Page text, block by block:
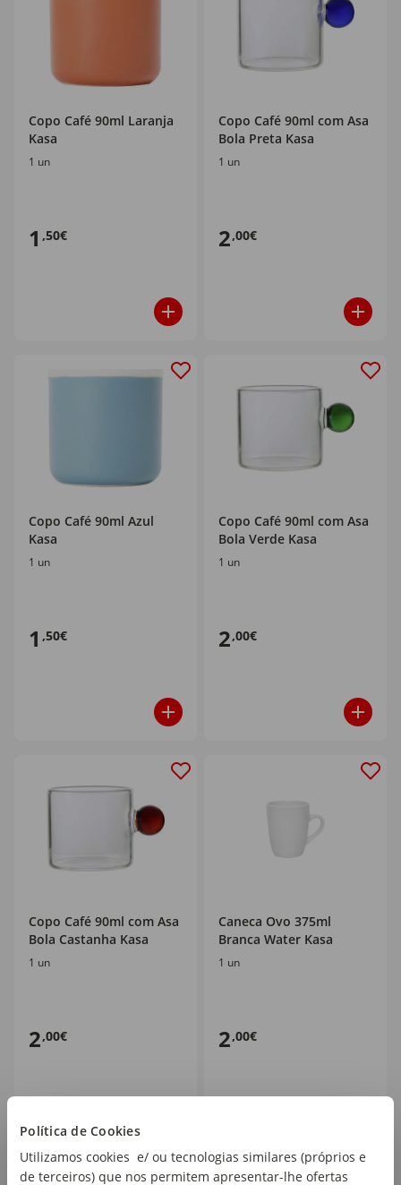
Política de Cookies
Utilizamos cookies e/ ou tecnologias similares (próprios e
de terceiros) que nos permitem apresentar-lhe ofertas
Copo Café 90ml Laranja
Kasa
1 un
1 ,50€
Copo Café 90ml com Asa
Bola Preta Kasa
1 un
2,00€
Copo Café 90ml Azul
Kasa
1 un
1 ,50€
Copo Café 90ml com Asa
Bola Verde Kasa
1 un
2,00€
Copo Café 90ml com Asa
Bola Castanha Kasa
1 un
2,00€
Caneca Ovo 375ml
Branca Water Kasa
1 un
2,00€